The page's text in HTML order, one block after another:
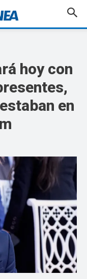
hoy con
en